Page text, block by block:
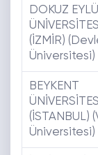
DOKUZ
ÜNİVERSİTESİ
(İZMİR)
Üniversitesi)
BEYKENT
ÜNİVERSİTESİ
(İSTANBUL)
Üniversitesi)